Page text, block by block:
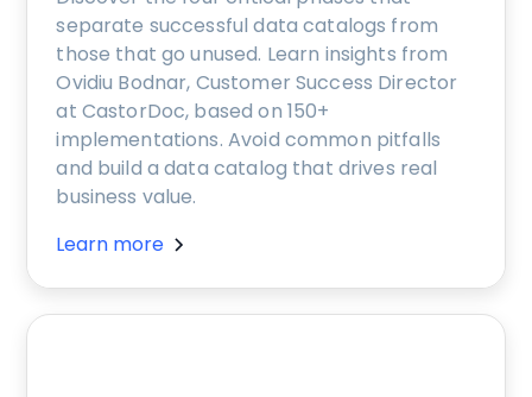
separate successful data catalogs from
those that go unused. Learn insights from
Ovidiu Bodnar, Customer Success Director
at CastorDoc, based on 150+
implementations. Avoid common pitfalls
and build a data catalog that drives real
business value.
Learn more